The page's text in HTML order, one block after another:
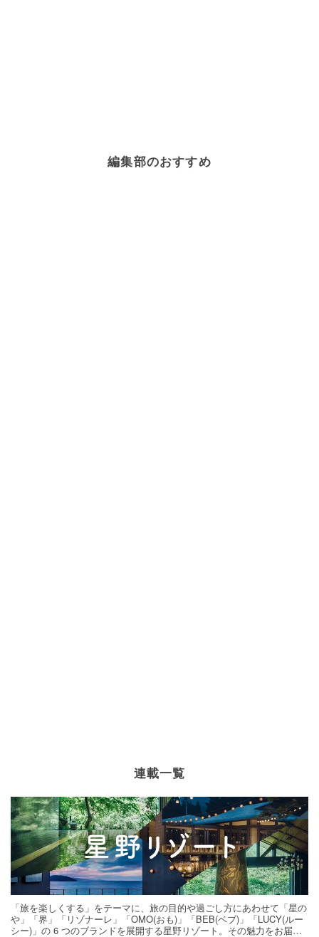
編集部のおすすめ
連載一覧
「旅を楽しくする」をテーマに、旅の目的や過ごし方にあわせて「星の
や」「界」「リゾナーレ」「OMO(おも)」「BEB(ベブ)」「LUCY(ルー
シー)」の 6 つのブランドを展開する星野リゾート。その魅力をお届け